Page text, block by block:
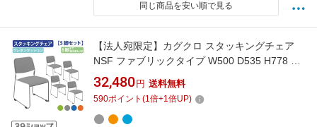
同じ商品を安い順で見る
【法人宛限定】カグクロ スタッキングチェア
NSF ファブリックタイプ W500 D535 H778 5
脚セット オフィスチェア 事務椅子 ミーティン
グチェア 会議イス 会議用椅子 会議用チェア 垂
直スタック グリーン/オレンジ/ブルー/グレー
NSF-002F-05SET SDS
32,480 円 送料無料
590ポイント (1倍+1倍UP)